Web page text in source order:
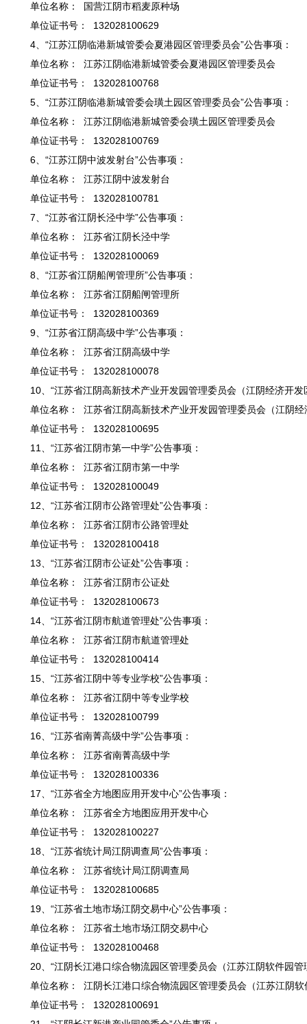
单位名称： 国营江阴市稻麦原种场
单位证书号： 132028100629
4、“江苏江阴临港新城管委会夏港园区管理委员会”公告事项：
单位名称： 江苏江阴临港新城管委会夏港园区管理委员会
单位证书号： 132028100768
5、“江苏江阴临港新城管委会璜土园区管理委员会”公告事项：
单位名称： 江苏江阴临港新城管委会璜土园区管理委员会
单位证书号： 132028100769
6、“江苏江阴中波发射台”公告事项：
单位名称： 江苏江阴中波发射台
单位证书号： 132028100781
7、“江苏省江阴长泾中学”公告事项：
单位名称： 江苏省江阴长泾中学
单位证书号： 132028100069
8、“江苏省江阴船闸管理所”公告事项：
单位名称： 江苏省江阴船闸管理所
单位证书号： 132028100369
9、“江苏省江阴高级中学”公告事项：
单位名称： 江苏省江阴高级中学
单位证书号： 132028100078
10、“江苏省江阴高新技术产业开发园管理委员会（江阴经济开
单位名称： 江苏省江阴高新技术产业开发园管理委员会（江阴
单位证书号： 132028100695
11、“江苏省江阴市第一中学”公告事项：
单位名称： 江苏省江阴市第一中学
单位证书号： 132028100049
12、“江苏省江阴市公路管理处”公告事项：
单位名称： 江苏省江阴市公路管理处
单位证书号： 132028100418
13、“江苏省江阴市公证处”公告事项：
单位名称： 江苏省江阴市公证处
单位证书号： 132028100673
14、“江苏省江阴市航道管理处”公告事项：
单位名称： 江苏省江阴市航道管理处
单位证书号： 132028100414
15、“江苏省江阴中等专业学校”公告事项：
单位名称： 江苏省江阴中等专业学校
单位证书号： 132028100799
16、“江苏省南菁高级中学”公告事项：
单位名称： 江苏省南菁高级中学
单位证书号： 132028100336
17、“江苏省全方地图应用开发中心”公告事项：
单位名称： 江苏省全方地图应用开发中心
单位证书号： 132028100227
18、“江苏省统计局江阴调查局”公告事项：
单位名称： 江苏省统计局江阴调查局
单位证书号： 132028100685
19、“江苏省土地市场江阴交易中心”公告事项：
单位名称： 江苏省土地市场江阴交易中心
单位证书号： 132028100468
20、“江阴长江港口综合物流园区管理委员会（江苏江阴软件园管
单位名称： 江阴长江港口综合物流园区管理委员会（江苏江阴
单位证书号： 132028100691